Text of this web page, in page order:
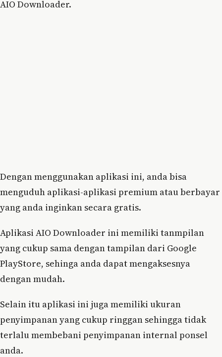
AIO Downloader.
Dengan menggunakan aplikasi ini, anda bisa
menguduh aplikasi-aplikasi premium atau berbayar
yang anda inginkan secara gratis.
Aplikasi AIO Downloader ini memiliki tanmpilan
yang cukup sama dengan tampilan dari Google
PlayStore, sehinga anda dapat mengaksesnya
dengan mudah.
Selain itu aplikasi ini juga memiliki ukuran
penyimpanan yang cukup ringgan sehingga tidak
terlalu membebani penyimpanan internal ponsel
anda.